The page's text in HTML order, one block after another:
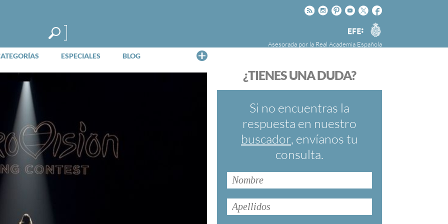
Facebook
Twitter
Youtube
Pinteres
Instagram
Rss
Agencia
EFE
Asesorada por la Real Academia Española
ESPECIALES BLOG
FundéuRAE es una fundación patrocinada por
cuyo objetivo es colaborar con el buen uso del
español en los medios de comunicación y en
Internet.
¿TIENES UNA DUDA?
Si no encuentras la
respuesta en nuestro
buscador, envíanos tu
consulta.